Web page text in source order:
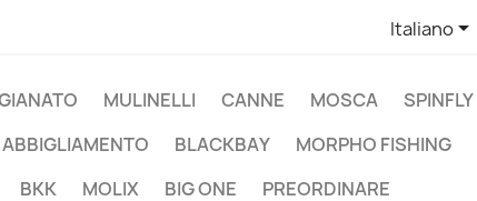
Italiano
MULINELLI CANNE MOSCA SPINFLY
ABBIGLIAMENTO
BLACKBAY MORPHO FISHING
BKK
MOLIX BIG ONE PREORDINARE